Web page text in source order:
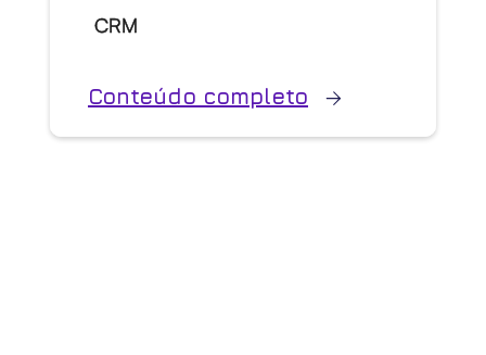
CRM
Conteúdo completo